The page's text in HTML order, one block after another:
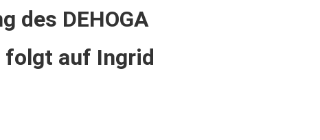
des DEHOGA
folgt auf Ingrid